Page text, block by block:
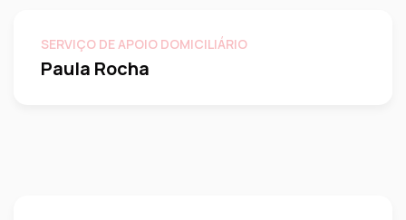
SERVIÇO DE APOIO DOMICILIÁRIO
Paula Rocha